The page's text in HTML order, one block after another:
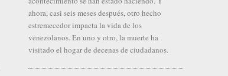
ahora, casi seis meses después, otro hecho
estremecedor impacta la vida de los
venezolanos. En uno y otro, la muerte ha
visitado el hogar de decenas de ciudadanos.